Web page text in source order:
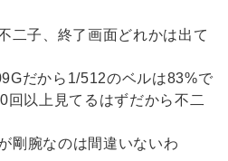
二子、終了画面どれかは出て
だから1/512のベルは83%で
回以上見てるはずだから不二
剛腕なのは間違いないわ